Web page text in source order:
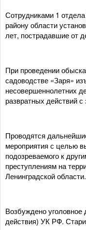
Сотрудниками 1
району области
лет, пострадавшие от
При проведении
садоводстве «Заря»
несовершеннолетних
развратных действий
Проводятся
мероприятия с целью
подозреваемого к
преступлениям на
Ленинградской области.
Возбуждено уголовное
действия) УК РФ.